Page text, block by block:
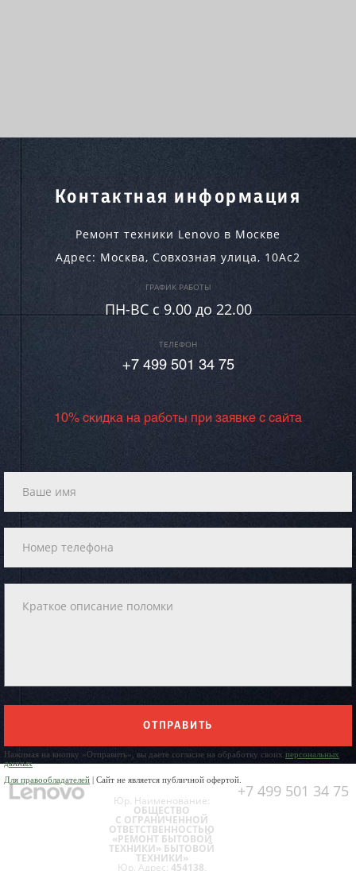
Контактная информация
Ремонт техники Lenovo в Москве
Адрес: Москва, Совхозная улица, 10Ас2
ГРАФИК РАБОТЫ
ПН-ВC c 9.00 до 22.00
ТЕЛЕФОН
+7 499 501 34 75
10% скидка на работы при заявке с сайта
ОТПРАВИТЬ
Нажимая на кнопку «Отправить», вы даете согласие на обработку своих персональных
данных
Для правообладателей | Сайт не является публичной офертой.
+7 499 501 34 75
Юр. Наименование:
ОБЩЕСТВО
С ОГРАНИЧЕННОЙ
ОТВЕТСТВЕННОСТЬЮ
«РЕМОНТ БЫТОВОЙ
ТЕХНИКИ» БЫТОВОЙ
ТЕХНИКИ»
Юр. Адрес: 454138,